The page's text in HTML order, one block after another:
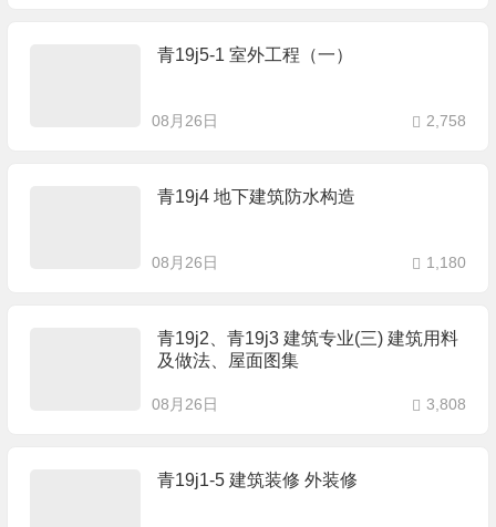
青19j5-1 室外工程（一）
08月26日 2,758
青19j4 地下建筑防水构造
08月26日 1,180
青19j2、青19j3 建筑专业(三) 建筑用料
及做法、屋面图集
08月26日 3,808
青19j1-5 建筑装修 外装修